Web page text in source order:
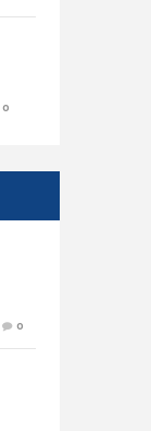
0
0